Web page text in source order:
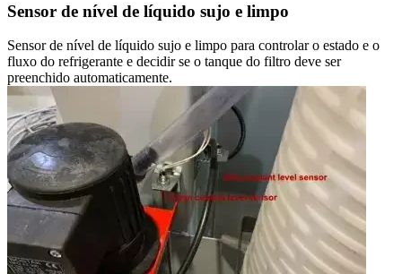
Sensor de nível de líquido sujo e limpo
Sensor de nível de líquido sujo e limpo para controlar o estado e o
fluxo do refrigerante e decidir se o tanque do filtro deve ser
preenchido automaticamente.